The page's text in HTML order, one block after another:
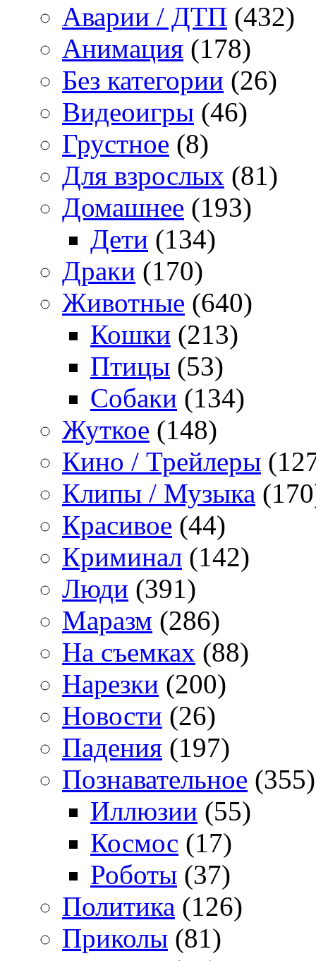
Аварии / ДТП (432)
Анимация (178)
Без категории (26)
Видеоигры (46)
Грустное (8)
Для взрослых (81)
Домашнее (193)
Дети (134)
Драки (170)
Животные (640)
Кошки (213)
Птицы (53)
Собаки (134)
Жуткое (148)
Кино / Трейлеры
Клипы / Музыка
Красивое (44)
Криминал (142)
Люди (391)
Маразм (286)
На съемках (88)
Нарезки (200)
Новости (26)
Падения (197)
Познавательное (355)
Иллюзии (55)
Космос (17)
Роботы (37)
Политика (126)
Приколы (81)